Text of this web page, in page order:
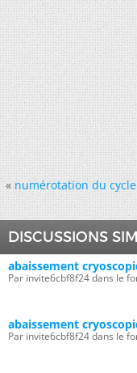
« numérotation du cycle
DISCUSSIONS
abaissement
Par invite6cbf8f24 dans le
abaissement
Par invite6cbf8f24 dans le